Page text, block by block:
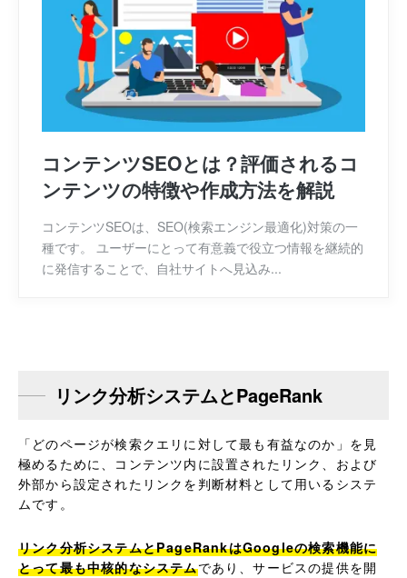
コンテンツSEOとは？評価されるコ
ンテンツの特徴や作成方法を解説
コンテンツSEOは、SEO(検索エンジン最適化)対策の一
種です。 ユーザーにとって有意義で役立つ情報を継続的
に発信することで、自社サイトへ見込み...
リンク分析システムとPageRank
「どのページが検索クエリに対して最も有益なのか」を見
極めるために、コンテンツ内に設置されたリンク、および
外部から設定されたリンクを判断材料として用いるシステ
ムです。
リンク分析システムとPageRankはGoogleの検索機能に
とって最も中核的なシステムであり、サービスの提供を開